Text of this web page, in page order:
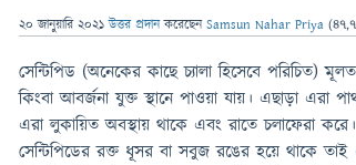
20 জানুয়ারি 2021 উত্তর প্রদান করেছেনSamsun Nahar Priya (
সেন্টিপিড (অনেকের কাছে চ্যালা হিসেবে পরিচিত)
কিংবা আবর্জনা যুক্ত স্থানে পাওয়া যায়। এছাড়া এরা
এরা লুকায়িত অবস্থায় থাকে এবং রাতে চলাফেরা করে।
সেন্টিপিডের রক্ত ধূসর বা সবুজ রঙের হয়ে থাকে